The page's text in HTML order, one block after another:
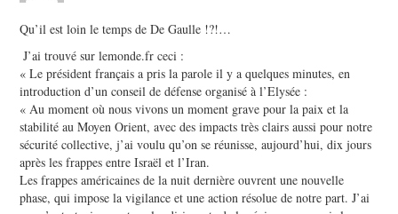
Qu’il est loin le temps de De Gaulle !?!…
J’ai trouvé sur lemonde.fr ceci :
« Le président français a pris la parole il y a quelques minutes, en
introduction d’un conseil de défense organisé à l’Elysée :
« Au moment où nous vivons un moment grave pour la paix et la
stabilité au Moyen Orient, avec des impacts très clairs aussi pour notre
sécurité collective, j’ai voulu qu’on se réunisse, aujourd’hui, dix jours
après les frappes entre Israël et l’Iran.
Les frappes américaines de la nuit dernière ouvrent une nouvelle
phase, qui impose la vigilance et une action résolue de notre part. J’ai